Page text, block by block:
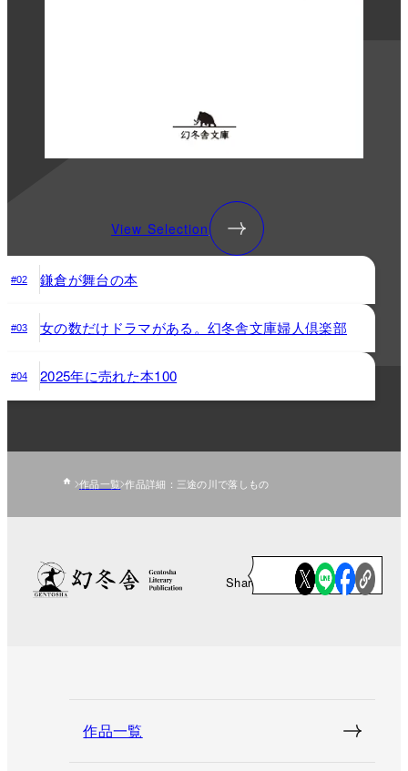
View Selection
#02 鎌倉が舞台の本
#03 女の数だけドラマがある。幻冬舎文庫婦人倶楽部
#04 2025年に売れた本100
作品一覧 作品詳細：三途の川で落しもの
Share
作品一覧